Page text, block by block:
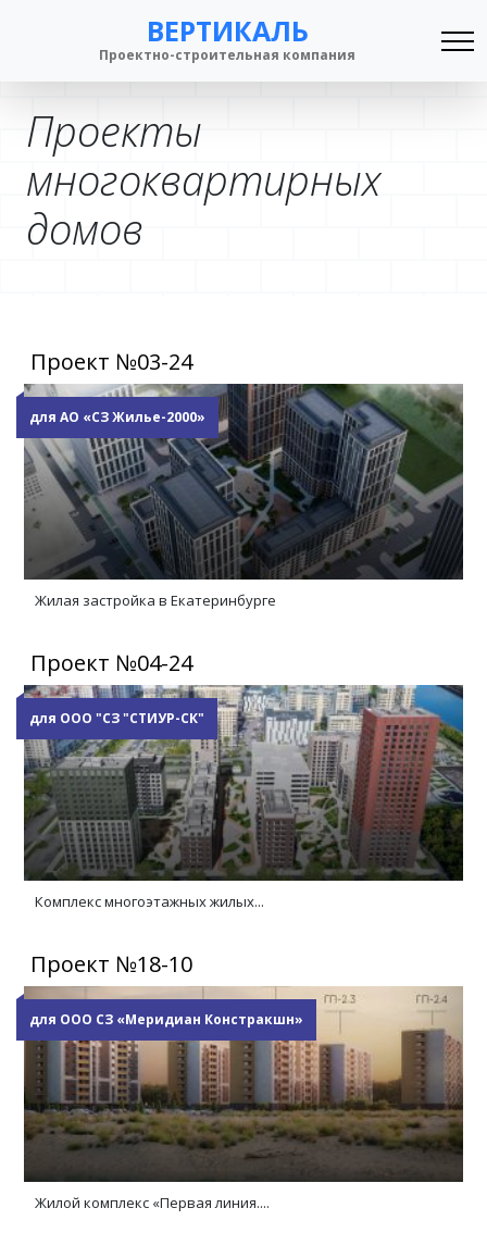
ВЕРТИКАЛЬ
Проектно-строительная компания
Проекты
многоквартирных
домов
Проект №03-24
для АО «СЗ Жилье-2000»
Жилая застройка в Екатеринбурге
Проект №04-24
для ООО "СЗ "СТИУР-СК"
Комплекс многоэтажных жилых...
Проект №18-10
для ООО СЗ «Меридиан Констракшн»
Жилой комплекс «Первая линия....